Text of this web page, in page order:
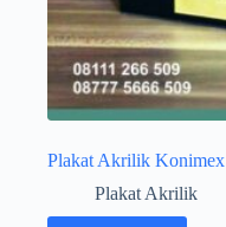
Plakat Akrilik Konimex
Plakat Akrilik